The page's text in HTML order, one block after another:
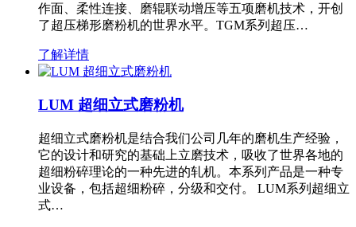
作面、柔性连接、磨辊联动增压等五项磨机技术，开创
了超压梯形磨粉机的世界水平。TGM系列超压…
了解详情
LUM 超细立式磨粉机
超细立式磨粉机是结合我们公司几年的磨机生产经验，
它的设计和研究的基础上立磨技术，吸收了世界各地的
超细粉碎理论的一种先进的轧机。本系列产品是一种专
业设备，包括超细粉碎，分级和交付。 LUM系列超细立
式…